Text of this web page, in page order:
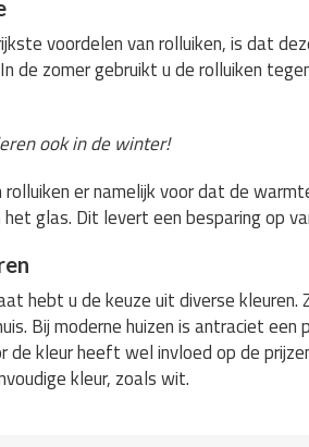
voordelen van rolluiken, is dat
de zomer gebruikt u de rolluiken
ook in de winter!
er namelijk voor dat de
glas. Dit levert een besparing op
hebt u de keuze uit diverse
Bij moderne huizen is antraciet
de kleur heeft wel invloed op de
kleur, zoals wit.